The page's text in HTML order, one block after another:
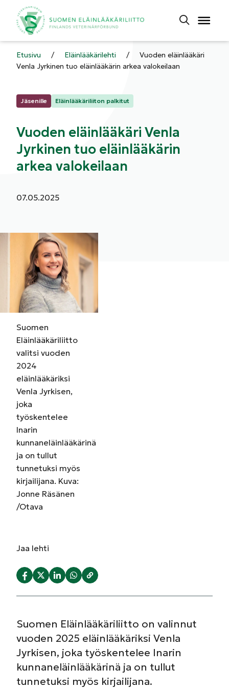
Etusivu / Eläinlääkärilehti /
Vuoden eläinlääkäri
Venla Jyrkinen tuo eläinlääkärin arkea valokeilaan
Kategoriat:
Jäsenille Eläinlääkäriliiton palkitut
Vuoden eläinlääkäri Venla
Jyrkinen tuo eläinlääkärin
arkea valokeilaan
Julkaistu:
07.05.2025
Suomen
Eläinlääkäriliitto
valitsi vuoden
2024
eläinlääkäriksi
Venla Jyrkisen,
joka
työskentelee
Inarin
kunnaneläinlääkärinä
ja on tullut
tunnetuksi myös
kirjailijana. Kuva:
Jonne Räsänen
/Otava
Jaa lehti
Suomen Eläinlääkäriliitto on valinnut
vuoden 2025 eläinlääkäriksi Venla
Jyrkisen, joka työskentelee Inarin
kunnaneläinlääkärinä ja on tullut
tunnetuksi myös kirjailijana.